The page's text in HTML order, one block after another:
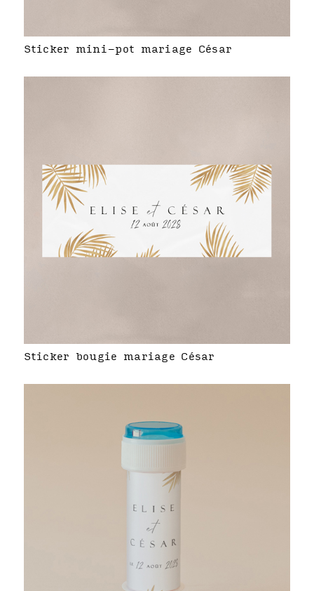
Sticker mini-pot mariage César
Sticker bougie mariage César